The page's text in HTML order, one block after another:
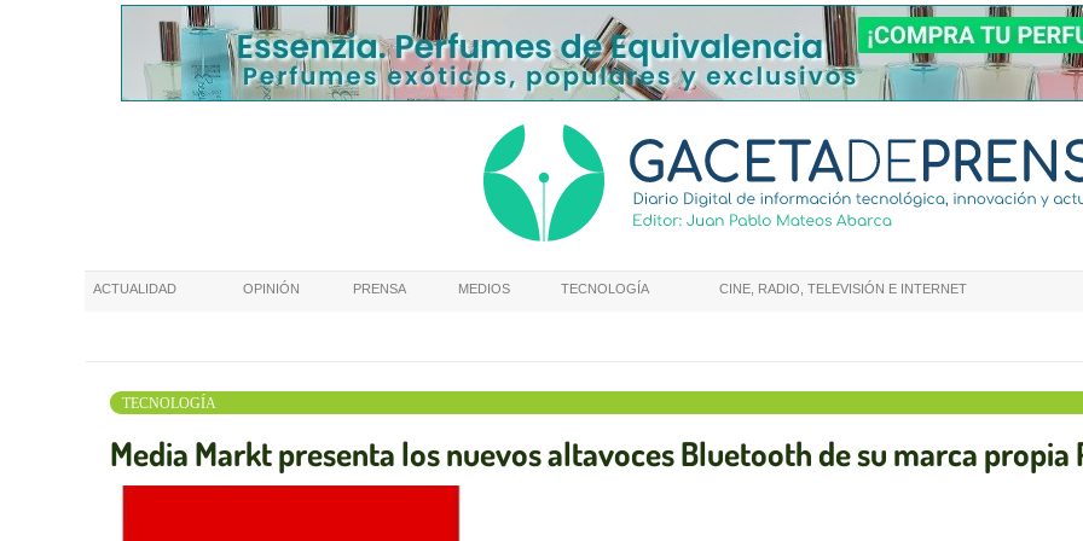
ACTUALIDAD OPINIÓN PRENSA MEDIOS TECNOLOGÍA CINE, RADIO, TELEVISIÓN E INTERNET
TECNOLOGÍA
Media Markt presenta los nuevos altavoces Bluetooth de su marca propia